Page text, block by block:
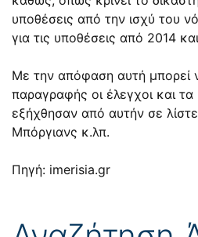
υποθέσεις από την ισχύ του
για τις υποθέσεις από 2014
Με την απόφαση αυτή
παραγραφής οι έλεγχοι και
εξήχθησαν από αυτήν σε
Μπόργιανς κ.λπ.
Πηγή: imerisia.gr